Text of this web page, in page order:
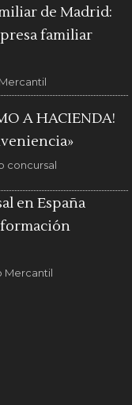
de Madrid:
familiar
A HACIENDA!
concursal
en España
Mercantil